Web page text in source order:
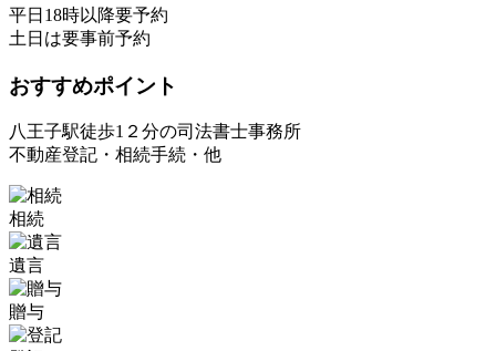
平日18時以降要予約
土日は要事前予約
おすすめポイント
八王子駅徒歩1２分の司法書士事務所
不動産登記・相続手続・他
相続
遺言
贈与